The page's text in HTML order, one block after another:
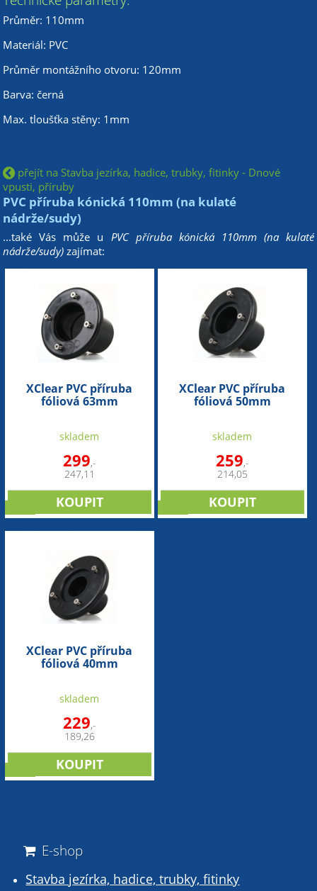
Průměr: 110mm
Materiál: PVC
Průměr montážního otvoru: 120mm
Barva: černá
Max. tloušťka stěny: 1mm
přejít na Stavba jezírka, hadice, trubky, fitinky - Dnové
vpusti, příruby
PVC příruba kónická 110mm (na kulaté
nádrže/sudy)
...také Vás může u PVC příruba kónická 110mm (na kulaté
nádrže/sudy) zajímat:
XClear PVC příruba
fóliová 63mm
skladem
299,-
247,11
XClear PVC příruba
fóliová 50mm
skladem
259,-
214,05
XClear PVC příruba
fóliová 40mm
skladem
229,-
189,26
E-shop
Stavba jezírka, hadice, trubky, fitinky